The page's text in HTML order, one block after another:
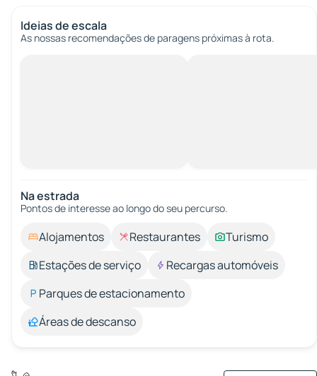
Ideias de escala
As nossas recomendações de paragens próximas à rota.
Na estrada
Pontos de interesse ao longo do seu percurso.
Alojamentos Restaurantes
Turismo
Estações de serviço
Recargas automóveis
Parques de estacionamento
Áreas de descanso